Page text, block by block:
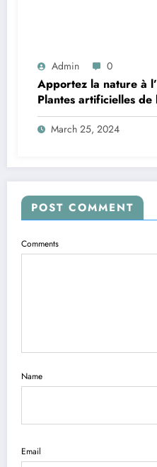
Admin 0
Apportez la nature à
Plantes artificielles de
d’Easyplants
March 25, 2024
POST COMMENT
Comments
Name
Email